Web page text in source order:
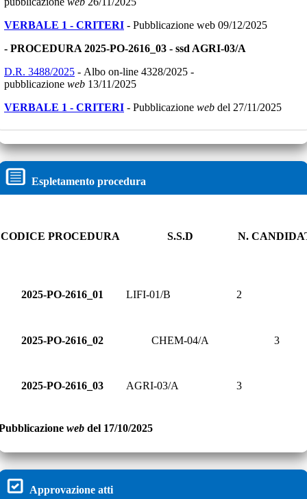
VERBALE 1 - CRITERI - Pubblicazione web 09/12/2025
- PROCEDURA 2025-PO-2616_03 - ssd AGRI-03/A
D.R. 3488/2025 - Albo on-line 4328/2025 -
pubblicazione web 13/11/2025
VERBALE 1 - CRITERI - Pubblicazione web del 27/11/2025
Espletamento procedura
CODICE PROCEDURA S.S.D N.
2025-PO-2616_01 LIFI-01/B 2
2025-PO-2616_02 CHEM-04/A 3
2025-PO-2616_03 AGRI-03/A 3
web del 17/10/2025
Approvazione atti